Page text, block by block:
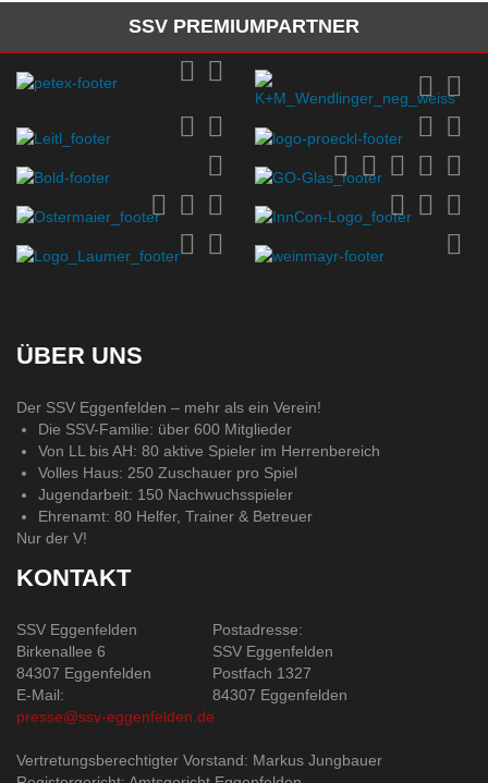
SSV PREMIUMPARTNER
ÜBER UNS
Der SSV Eggenfelden – mehr als ein Verein!
Die SSV-Familie: über 600 Mitglieder
Von LL bis AH: 80 aktive Spieler im Herrenbereich
Volles Haus: 250 Zuschauer pro Spiel
Jugendarbeit: 150 Nachwuchsspieler
Ehrenamt: 80 Helfer, Trainer & Betreuer
Nur der V!
KONTAKT
SSV Eggenfelden
Birkenallee 6
84307 Eggenfelden
E-Mail:
presse@ssv-eggenfelden.de
Postadresse:
SSV Eggenfelden
Postfach 1327
84307 Eggenfelden
Vertretungsberechtigter Vorstand: Markus Jungbauer